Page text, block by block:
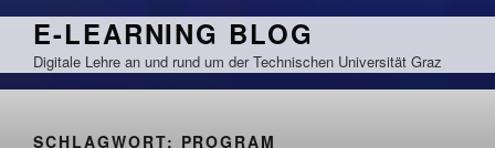
Zum
springen
E-LEARNING BLOG
Digitale Lehre an und rund um der Technischen Universität Graz
SCHLAGWORT: PROGRAM